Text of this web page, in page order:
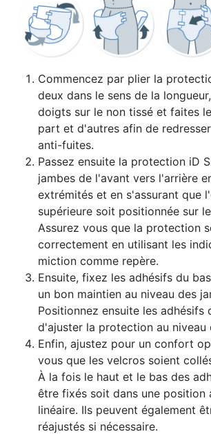
Commencez par plier la
deux dans le sens de la
doigts sur le non tissé et faites
part et d'autres afin de
anti-fuites.
Passez ensuite la protection iD
jambes de l'avant vers l'arrière
extrémités et en s'assurant que
supérieure soit positionnée sur
Assurez vous que la protection
correctement en utilisant les
miction comme repère.
Ensuite, fixez les adhésifs du
un bon maintien au niveau des
Positionnez ensuite les adhésifs
d'ajuster la protection au niveau
Enfin, ajustez pour un confort
vous que les velcros soient
À la fois le haut et le bas des
être fixés soit dans une position
linéaire. Ils peuvent également
réajustés si nécessaire.